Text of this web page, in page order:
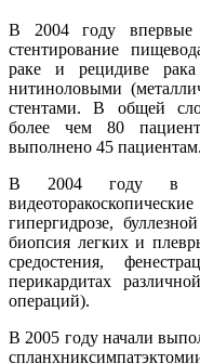
В 2004 году впервые
стентирование
раке и рецидиве
нитиноловыми
стентами. В общей
более чем 80
выполнено 45 пациентам.
В 2004 году в
гипергидрозе,
биопсия легких и
средостения,
перикардитах
операций).
В 2005 году начали